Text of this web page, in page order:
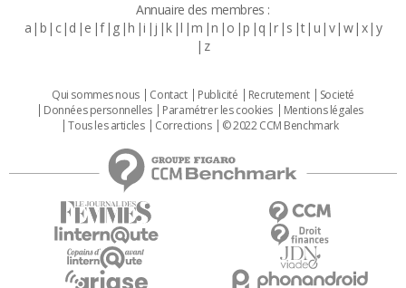
Annuaire des membres :
a b c d e f g h i j k l m n o p q r s t u v w x y
z
Qui sommes nous Contact Publicité Recrutement
Societé
Données personnelles
Paramétrer les cookies
Mentions légales
Tous les articles
Corrections © 2022 CCM Benchmark